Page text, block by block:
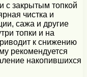
с закрытым топкой
чистка и
сажа и другие
топки и на
к снижению
рекомендуется
накопившихся